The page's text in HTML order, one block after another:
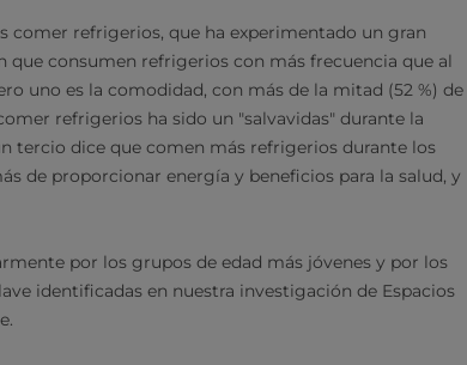
comer refrigerios, que ha experimentado un gran
que consumen refrigerios con más frecuencia que al
uno es la comodidad, con más de la mitad (52 %) de
refrigerios ha sido un "salvavidas" durante la
tercio dice que comen más refrigerios durante los
de proporcionar energía y beneficios para la salud, y
por los grupos de edad más jóvenes y por los
identificadas en nuestra investigación de Espacios